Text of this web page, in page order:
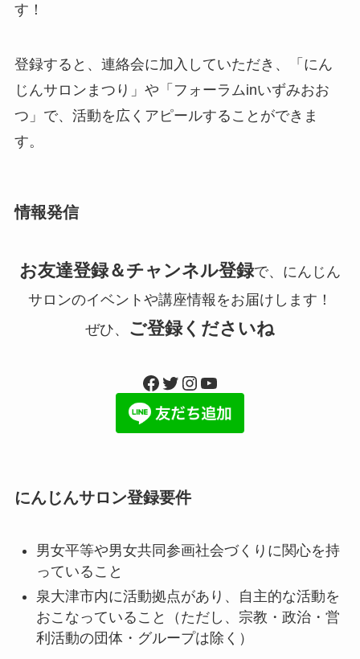
す！
登録すると、連絡会に加入していただき、「にん
じんサロンまつり」や「フォーラムinいずみおお
つ」で、活動を広くアピールすることができま
す。
情報発信
お友達登録＆チャンネル登録で、にんじん
サロンのイベントや講座情報をお届けします！
ぜひ、 ご登録くださいね
Facebook Twitter Instagram YouTube
にんじんサロン登録要件
男女平等や男女共同参画社会づくりに関心を持
っていること
泉大津市内に活動拠点があり、自主的な活動を
おこなっていること（ただし、宗教・政治・営
利活動の団体・グループは除く）